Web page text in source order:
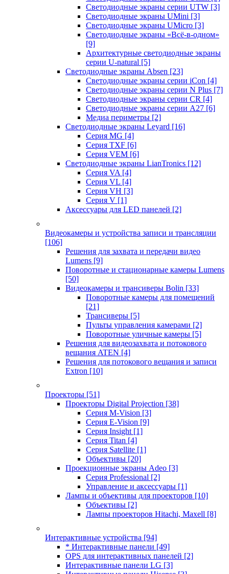
Светодиодные экраны серии UTW [3]
Светодиодные экраны UMini [3]
Светодиодные экраны UMicro [3]
Светодиодные экраны «Всё-в-одном»
[9]
Архитектурные светодиодные экраны
серии U-natural [5]
Светодиодные экраны Absen [23]
Светодиодные экраны серии iCon [4]
Светодиодные экраны серии N Plus [7]
Светодиодные экраны серии CR [4]
Светодиодные экраны серии А27 [6]
Медиа периметры [2]
Светодиодные экраны Leyard [16]
Серия MG [4]
Серия TXF [6]
Серия VEM [6]
Светодиодные экраны LianTronics [12]
Серия VA [4]
Серия VL [4]
Серия VH [3]
Серия V [1]
Аксессуары для LED панелей [2]
Видеокамеры и устройства записи и трансляции
[106]
Решения для захвата и передачи видео
Lumens [9]
Поворотные и стационарные камеры Lumens
[50]
Видеокамеры и трансиверы Bolin [33]
Поворотные камеры для помещений
[21]
Трансиверы [5]
Пульты управления камерами [2]
Поворотные уличные камеры [5]
Решения для видеозахвата и потокового
вещания ATEN [4]
Решения для потокового вещания и записи
Extron [10]
Проекторы [51]
Проекторы Digital Projection [38]
Серия M-Vision [3]
Серия E-Vision [9]
Серия Insight [1]
Серия Titan [4]
Серия Satellite [1]
Объективы [20]
Проекционные экраны Adeo [3]
Серия Professional [2]
Управление и аксессуары [1]
Лампы и объективы для проекторов [10]
Объективы [2]
Лампы проекторов Hitachi, Maxell [8]
Интерактивные устройства [94]
* Интерактивные панели [49]
OPS для интерактивных панелей [2]
Интерактивные панели LG [3]